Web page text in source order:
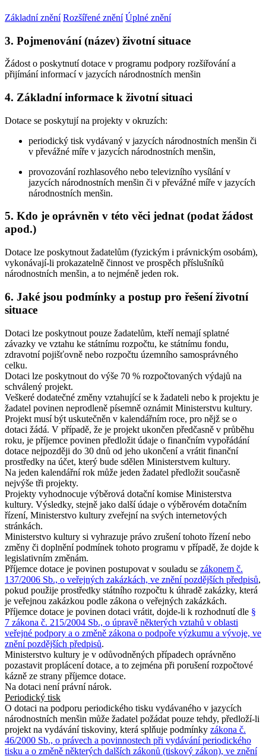
Základní znění Rozšířené znění Úplné znění
3. Pojmenování (název) životní situace
Žádost o poskytnutí dotace v programu podpory rozšiřování a
přijímání informací v jazycích národnostních menšin
4. Základní informace k životní situaci
Dotace se poskytují na projekty v okruzích:
periodický tisk vydávaný v jazycích národnostních menšin či
v převážné míře v jazycích národnostních menšin,
provozování rozhlasového nebo televizního vysílání v
jazycích národnostních menšin či v převážné míře v jazycích
národnostních menšin.
5. Kdo je oprávněn v této věci jednat (podat žádost
apod.)
Dotace lze poskytnout žadatelům (fyzickým i právnickým osobám),
vykonávají-li prokazatelně činnost ve prospěch příslušníků
národnostních menšin, a to nejméně jeden rok.
6. Jaké jsou podmínky a postup pro řešení životní
situace
Dotaci lze poskytnout pouze žadatelům, kteří nemají splatné
závazky ve vztahu ke státnímu rozpočtu, ke státnímu fondu,
zdravotní pojišťovně nebo rozpočtu územního samosprávného
celku.
Dotaci lze poskytnout do výše 70 % rozpočtovaných výdajů na
schválený projekt.
Veškeré dodatečné změny vztahující se k žadateli nebo k projektu je
žadatel povinen neprodleně písemně oznámit Ministerstvu kultury.
Projekt musí být uskutečněn v kalendářním roce, pro nějž se o
dotaci žádá. V případě, že je projekt ukončen předčasně v průběhu
roku, je příjemce povinen předložit údaje o finančním vypořádání
dotace nejpozději do 30 dnů od jeho ukončení a vrátit finanční
prostředky na účet, který bude sdělen Ministerstvem kultury.
Na jeden kalendářní rok může jeden žadatel předložit současně
nejvýše tři projekty.
Projekty vyhodnocuje výběrová dotační komise Ministerstva
kultury. Výsledky, stejně jako další údaje o výběrovém dotačním
řízení, Ministerstvo kultury zveřejní na svých internetových
stránkách.
Ministerstvo kultury si vyhrazuje právo zrušení tohoto řízení nebo
změny či doplnění podmínek tohoto programu v případě, že dojde k
legislativním změnám.
Příjemce dotace je povinen postupovat v souladu se zákonem č.
137/2006 Sb., o veřejných zakázkách, ve znění pozdějších předpisů,
pokud použije prostředky státního rozpočtu k úhradě zakázky, která
je veřejnou zakázkou podle zákona o veřejných zakázkách.
Příjemce dotace je povinen dotaci vrátit, dojde-li k rozhodnutí dle §
7 zákona č. 215/2004 Sb., o úpravě některých vztahů v oblasti
veřejné podpory a o změně zákona o podpoře výzkumu a vývoje, ve
znění pozdějších předpisů.
Ministerstvo kultury je v odůvodněných případech oprávněno
pozastavit proplácení dotace, a to zejména při porušení rozpočtové
kázně ze strany příjemce dotace.
Na dotaci není právní nárok.
Periodický tisk
O dotaci na podporu periodického tisku vydávaného v jazycích
národnostních menšin může žadatel požádat pouze tehdy, předloží-li
projekt na vydávání tiskoviny, která splňuje podmínky zákona č.
46/2000 Sb., o právech a povinnostech při vydávání periodického
tisku a o změně některých dalších zákonů (tiskový zákon), ve znění